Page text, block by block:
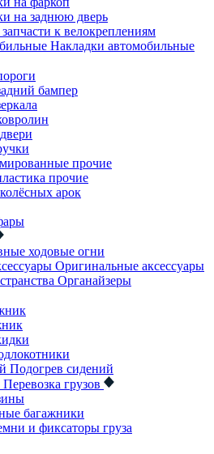
на заднюю дверь
к велокреплениям
Накладки автомобильные
бампер
прочие
прочие
арок
ходовые огни
Оригинальные аксессуары
Органайзеры
Подогрев сидений
Перевозка грузов
багажники
и фиксаторы груза